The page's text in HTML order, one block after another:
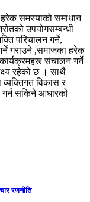
हरेक समस्याको समाधान
उपयोगसम्बन्धी
परिचालन गर्ने,
गराउने ,समाजका हरेक
कार्यक्रमहरू संचालन गर्ने
रहेको छ । साथै
विकास र
गर्न सकिने आधारको
रणनीति